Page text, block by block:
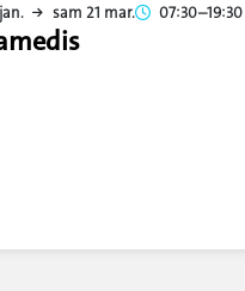
sam 21 mar. 07:30–19:30